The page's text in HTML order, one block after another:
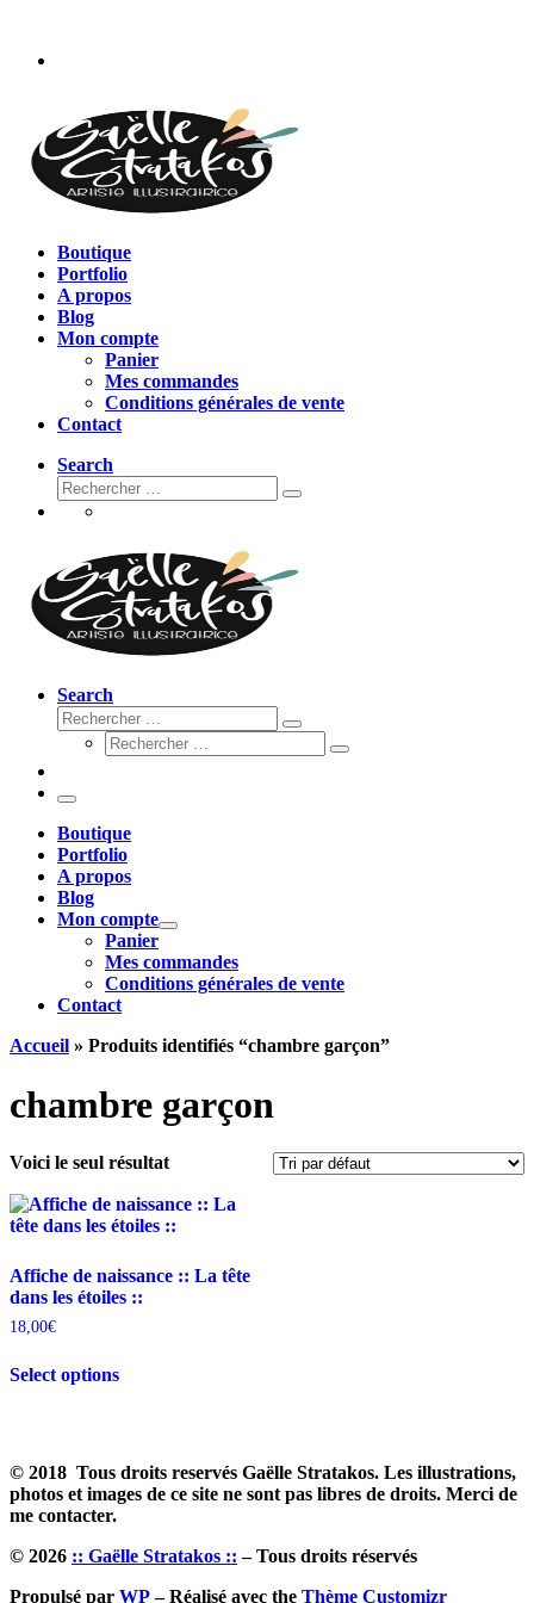
contenu
Boutique
Portfolio
A propos
Blog
Mon compte
Panier
Mes commandes
Conditions générales de vente
Contact
Search
Rechercher
Rechercher
Search
Rechercher
Rechercher
Rechercher
Rechercher
Menu
Boutique
Portfolio
A propos
Blog
Mon compte
Panier
Mes commandes
Conditions générales de vente
Contact
Accueil » Produits identifiés “chambre garçon”
chambre garçon
Voici le seul résultat
Affiche de naissance :: La tête
dans les étoiles ::
18,00€
Select options
© 2018 Tous droits reservés Gaëlle Stratakos. Les illustrations,
photos et images de ce site ne sont pas libres de droits. Merci de
me contacter.
© 2026 :: Gaëlle Stratakos :: – Tous droits réservés
Propulsé par WP– Réalisé avec the Thème Customizr